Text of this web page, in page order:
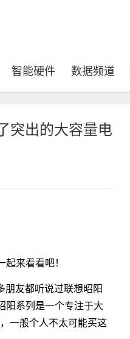
智能硬件 数据频道
突出的大容量电
来看看吧！
朋友都听说过联想昭阳
阳系列是一个专注于大
一般个人不太可能买这